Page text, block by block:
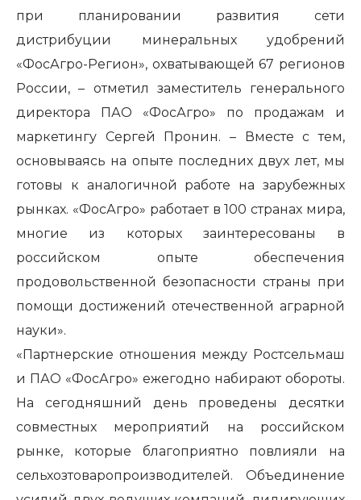
при планировании развития сети
дистрибуции минеральных удобрений
«ФосАгро-Регион», охватывающей 67 регионов
России, – отметил заместитель генерального
директора ПАО «ФосАгро» по продажам и
маркетингу Сергей Пронин. – Вместе с тем,
основываясь на опыте последних двух лет, мы
готовы к аналогичной работе на зарубежных
рынках. «ФосАгро» работает в 100 странах мира,
многие из которых заинтересованы в
российском опыте обеспечения
продовольственной безопасности страны при
помощи достижений отечественной аграрной
науки».
«Партнерские отношения между Ростсельмаш
и ПАО «ФосАгро» ежегодно набирают обороты.
На сегодняшний день проведены десятки
совместных мероприятий на российском
рынке, которые благоприятно повлияли на
сельхозтоваропроизводителей. Объединение